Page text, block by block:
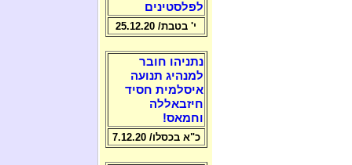
לפלסטינים
י' בטבת/ 25.12.20
נתניהו חובר
למנהיג תנועה
איסלמית חסיד
חיזבאללה
וחמאס!
כ"א בכסלו/ 7.12.20